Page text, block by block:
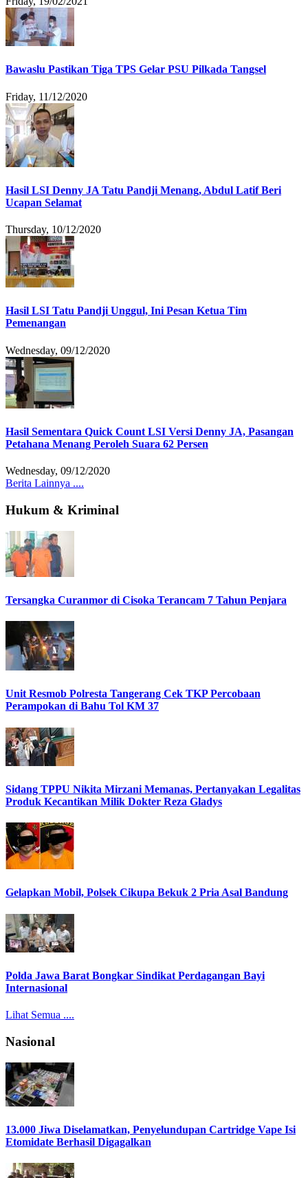
Bawaslu Pastikan Tiga TPS Gelar PSU Pilkada Tangsel
Friday, 11/12/2020
Hasil LSI Denny JA Tatu Pandji Menang, Abdul Latif Beri
Ucapan Selamat
Thursday, 10/12/2020
Hasil LSI Tatu Pandji Unggul, Ini Pesan Ketua Tim
Pemenangan
Wednesday, 09/12/2020
Hasil Sementara Quick Count LSI Versi Denny JA, Pasangan
Petahana Menang Peroleh Suara 62 Persen
Wednesday, 09/12/2020
Berita Lainnya ....
Hukum & Kriminal
Tersangka Curanmor di Cisoka Terancam 7 Tahun Penjara
Unit Resmob Polresta Tangerang Cek TKP Percobaan
Perampokan di Bahu Tol KM 37
Sidang TPPU Nikita Mirzani Memanas, Pertanyakan Legalitas
Produk Kecantikan Milik Dokter Reza Gladys
Gelapkan Mobil, Polsek Cikupa Bekuk 2 Pria Asal Bandung
Polda Jawa Barat Bongkar Sindikat Perdagangan Bayi
Internasional
Lihat Semua ....
Nasional
13.000 Jiwa Diselamatkan, Penyelundupan Cartridge Vape Isi
Etomidate Berhasil Digagalkan